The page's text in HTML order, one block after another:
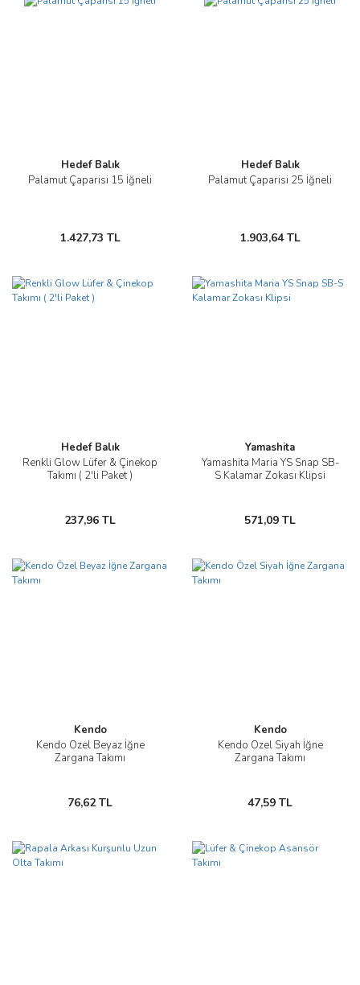
Hedef Balık
Palamut Çaparisi 15 İğneli
1.427,73 TL
Hedef Balık
Palamut Çaparisi 25 İğneli
1.903,64 TL
Hedef Balık
Renkli Glow Lüfer & Çinekop
Takımı ( 2'li Paket )
237,96 TL
Yamashita
Yamashita Maria YS Snap SB-
S Kalamar Zokası Klipsi
571,09 TL
Kendo
Kendo Özel Beyaz İğne
Zargana Takımı
76,62 TL
Kendo
Kendo Özel Siyah İğne
Zargana Takımı
47,59 TL